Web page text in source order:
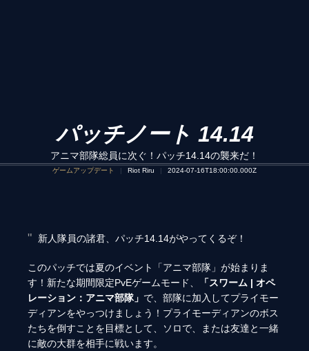
パッチノート 14.14
アニマ部隊総員に次ぐ！パッチ14.14の襲来だ！
ゲームアップデート Riot Riru 2024-07-16T18:00:00.000Z
新人隊員の諸君、パッチ14.14がやってくるぞ！
このパッチでは夏のイベント「アニマ部隊」が始まりま
す！新たな期間限定PvEゲームモード、
「スワーム | オペ
レーション：アニマ部隊」 で、部隊に加入してプライモー
ディアンをやっつけましょう！プライモーディアンのボス
たちを倒すことを目標として、ソロで、または友達と一緒
に敵の大群を相手に戦います。